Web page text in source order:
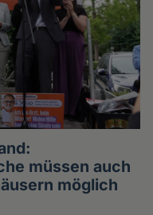
müssen auch
möglich